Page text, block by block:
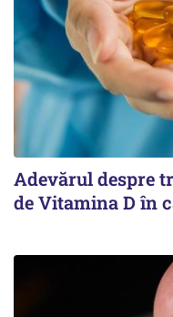
Adevărul despre
de Vitamina D în